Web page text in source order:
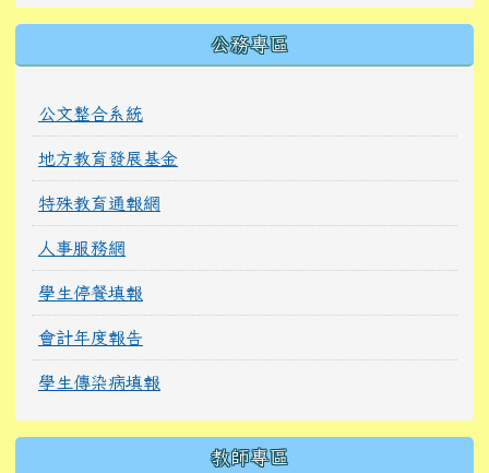
公務專區
公文整合系統
地方教育發展基金
特殊教育通報網
人事服務網
學生停餐填報
會計年度報告
學生傳染病填報
教師專區